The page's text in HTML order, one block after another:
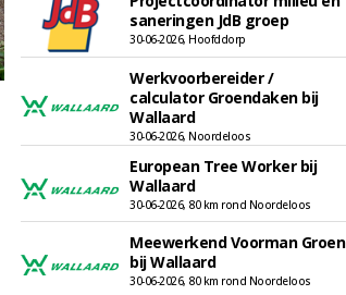
saneringen JdB groep
30-06-2026, Hoofddorp
Werkvoorbereider /
calculator Groendaken bij
Wallaard
30-06-2026, Noordeloos
European Tree Worker bij
Wallaard
30-06-2026, 80 km rond Noordeloos
Meewerkend Voorman Groen
bij Wallaard
30-06-2026, 80 km rond Noordeloos